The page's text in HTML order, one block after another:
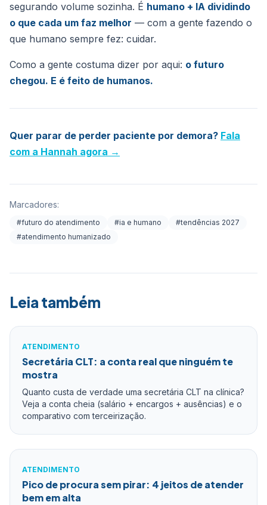
segurando volume sozinha. É humano + IA dividindo
o que cada um faz melhor — com a gente fazendo o
que humano sempre fez: cuidar.
Como a gente costuma dizer por aqui: o futuro
chegou. E é feito de humanos.
Quer parar de perder paciente por demora? Fala
com a Hannah agora →
Marcadores:
#futuro do atendimento #ia e humano
#tendências 2027
#atendimento humanizado
Leia também
ATENDIMENTO
Secretária CLT: a conta real que ninguém te
mostra
Quanto custa de verdade uma secretária CLT na clínica?
Veja a conta cheia (salário + encargos + ausências) e o
comparativo com terceirização.
ATENDIMENTO
Pico de procura sem pirar: 4 jeitos de atender
bem em alta